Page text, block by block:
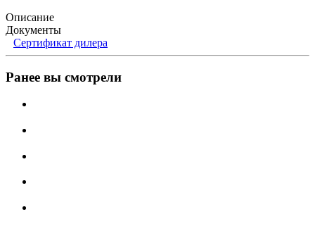
Описание
Документы
Сертификат дилера
Ранее вы смотрели